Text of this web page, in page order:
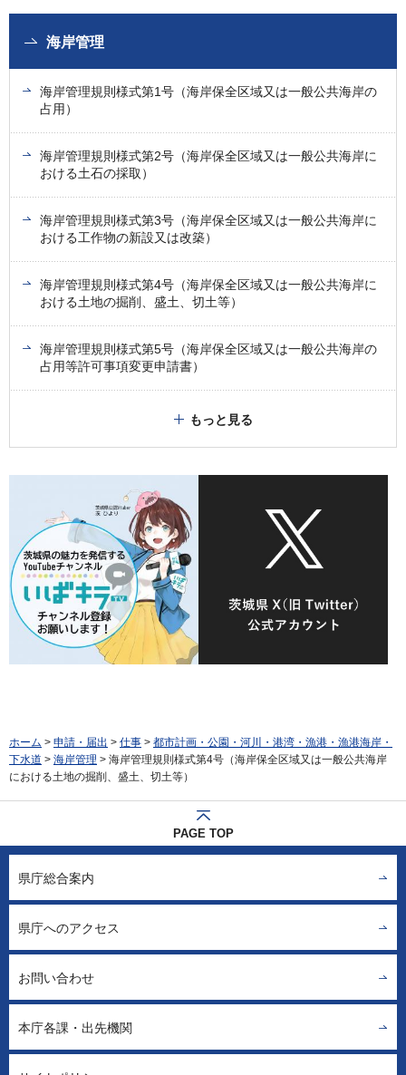
海岸管理
海岸管理規則様式第1号（海岸保全区域又は一般公共海岸の
占用）
海岸管理規則様式第2号（海岸保全区域又は一般公共海岸に
おける土石の採取）
海岸管理規則様式第3号（海岸保全区域又は一般公共海岸に
おける工作物の新設又は改築）
海岸管理規則様式第4号（海岸保全区域又は一般公共海岸に
おける土地の掘削、盛土、切土等）
海岸管理規則様式第5号（海岸保全区域又は一般公共海岸の
占用等許可事項変更申請書）
もっと見る
ホーム > 申請・届出 > 仕事 > 都市計画・公園・河川・港湾・漁港・漁港海岸・
下水道 > 海岸管理 > 海岸管理規則様式第4号（海岸保全区域又は一般公共海岸
における土地の掘削、盛土、切土等）
PAGE TOP
県庁総合案内
県庁へのアクセス
お問い合わせ
本庁各課・出先機関